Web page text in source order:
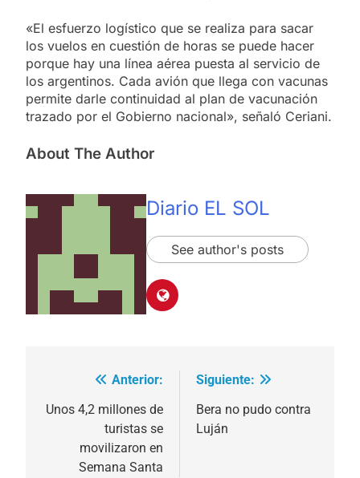
«El esfuerzo logístico que se realiza para sacar
los vuelos en cuestión de horas se puede hacer
porque hay una línea aérea puesta al servicio de
los argentinos. Cada avión que llega con vacunas
permite darle continuidad al plan de vacunación
trazado por el Gobierno nacional», señaló Ceriani.
About The Author
Diario EL SOL
See author's posts
Navegación
de
entradas
Anterior:
Unos 4,2 millones de
turistas se
movilizaron en
Semana Santa
Siguiente:
Bera no pudo contra
Luján